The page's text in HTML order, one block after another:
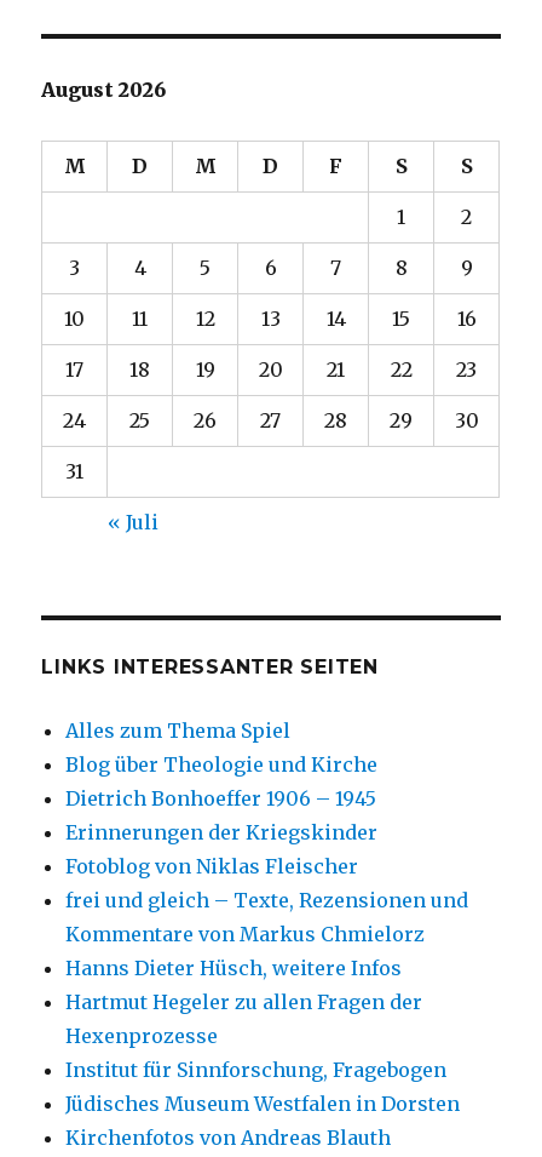
August 2026
M D M D F S S
1 2
3 4 5 6 7 8 9
10 11 12 13 14 15 16
17 18 19 20 21 22 23
24 25 26 27 28 29 30
31
« Juli
LINKS INTERESSANTER SEITEN
Alles zum Thema Spiel
Blog über Theologie und Kirche
Dietrich Bonhoeffer 1906 – 1945
Erinnerungen der Kriegskinder
Fotoblog von Niklas Fleischer
frei und gleich – Texte, Rezensionen und
Kommentare von Markus Chmielorz
Hanns Dieter Hüsch, weitere Infos
Hartmut Hegeler zu allen Fragen der
Hexenprozesse
Institut für Sinnforschung, Fragebogen
Jüdisches Museum Westfalen in Dorsten
Kirchenfotos von Andreas Blauth